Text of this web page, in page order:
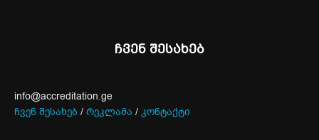
ჩვენ შესახებ
info@accreditation.ge
ჩვენ შესახებ / რეკლამა / კონტაქტი